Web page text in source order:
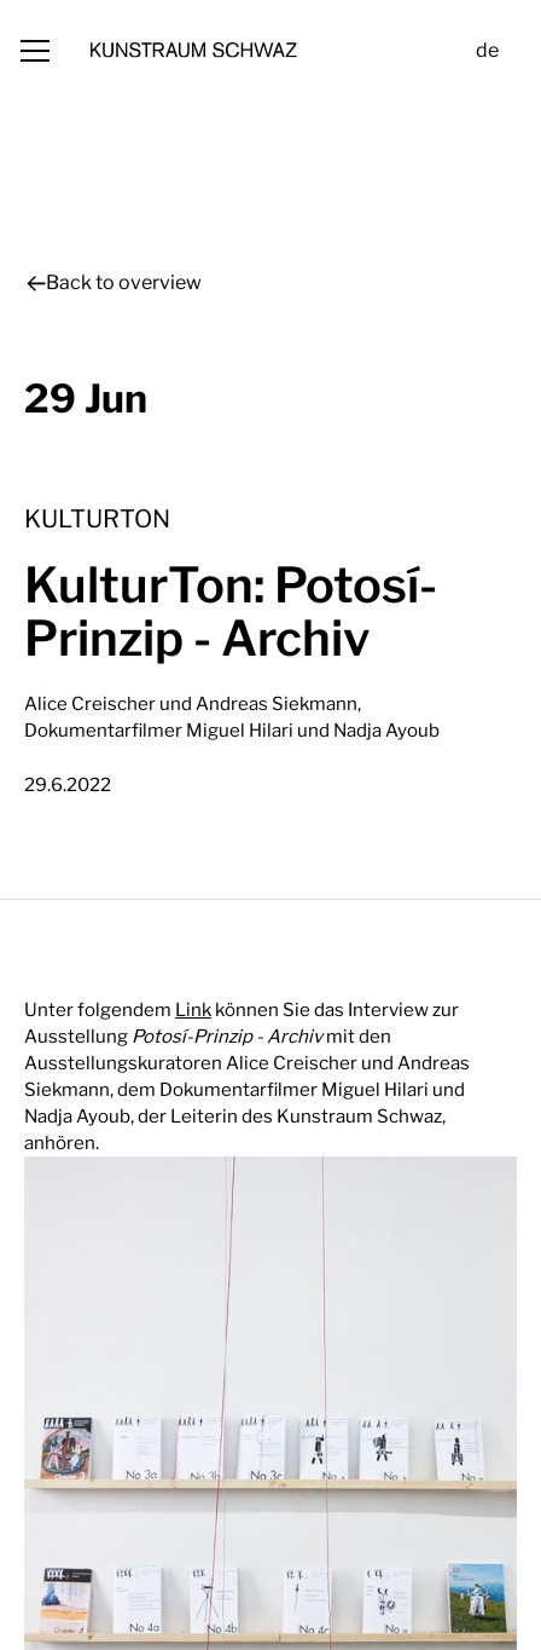
de
Back to overview
29 Jun
KULTURTON
KulturTon: Potosí-
Prinzip - Archiv
Alice Creischer und Andreas Siekmann,
Dokumentarfilmer Miguel Hilari und Nadja Ayoub
29.6.2022
Unter folgendem Link können Sie das Interview zur
Ausstellung Potosí-Prinzip - Archivmit den
Ausstellungskuratoren Alice Creischer und Andreas
Siekmann, dem Dokumentarfilmer Miguel Hilari und
Nadja Ayoub, der Leiterin des Kunstraum Schwaz,
anhören.